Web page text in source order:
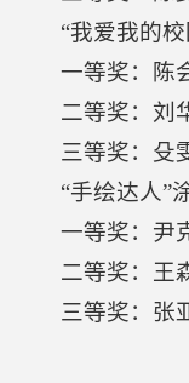
“我爱我的
一等奖：陈
二等奖：刘
三等奖：殳
“手绘达人”
一等奖：尹
二等奖：王
三等奖：张